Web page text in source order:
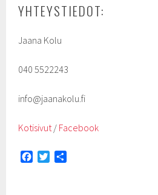
YHTEYSTIEDOT:
Jaana Kolu
040 5522243
info@jaanakolu.fi
Kotisivut / Facebook